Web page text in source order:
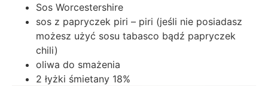
Sos Worcestershire
sos z papryczek piri – piri (jeśli nie posiadasz
możesz użyć sosu tabasco bądź papryczek
chili)
oliwa do smażenia
2 łyżki śmietany 18%